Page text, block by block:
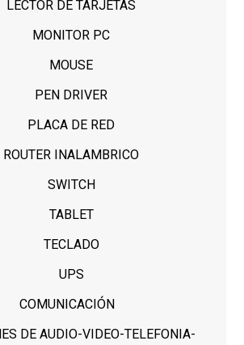
LECTOR DE TARJETAS
MONITOR PC
MOUSE
PEN DRIVER
PLACA DE RED
ROUTER INALAMBRICO
SWITCH
TABLET
TECLADO
UPS
COMUNICACIÓN
DE AUDIO-VIDEO-TELEFONIA-